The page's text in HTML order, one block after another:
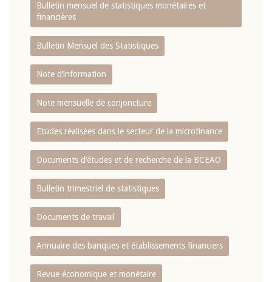
Bulletin mensuel de statistiques monétaires et
financières
Bulletin Mensuel des Statistiques
Note d’information
Note mensuelle de conjoncture
Etudes réalisées dans le secteur de la microfinance
Documents d’études et de recherche de la BCEAO
Bulletin trimestriel de statistiques
Documents de travail
Annuaire des banques et établissements financiers
Revue économique et monétaire